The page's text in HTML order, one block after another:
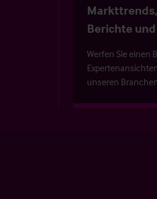
Berichte
Werfen Sie einen
unseren